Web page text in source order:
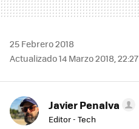
25 Febrero 2018
Actualizado 14 Marzo 2018, 22:27
Javier Penalva
Editor - Tech